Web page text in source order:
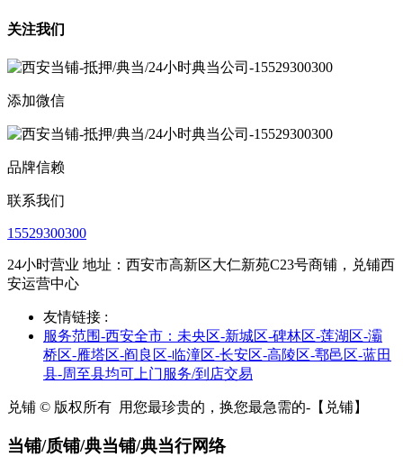
关注我们
添加微信
品牌信赖
联系我们
15529300300
24小时营业 地址：西安市高新区大仁新苑C23号商铺，兑铺西
安运营中心
友情链接 :
服务范围-西安全市：未央区-新城区-碑林区-莲湖区-灞
桥区-雁塔区-阎良区-临潼区-长安区-高陵区-鄠邑区-蓝田
县-周至县均可上门服务/到店交易
兑铺 © 版权所有 用您最珍贵的，换您最急需的-【兑铺】
当铺/质铺/典当铺/典当行网络